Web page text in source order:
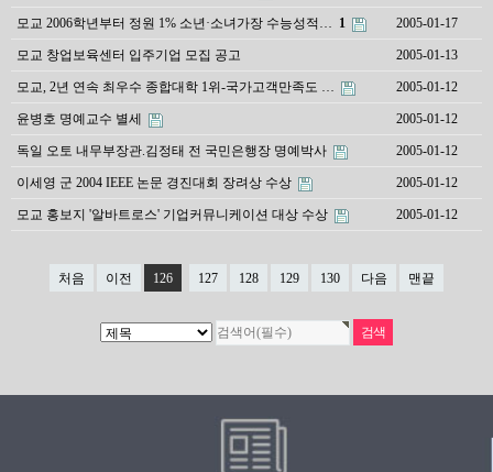
모교 2006학년부터 정원 1% 소년·소녀가장 수능성적… 1 2005-01-17
모교 창업보육센터 입주기업 모집 공고 2005-01-13
모교, 2년 연속 최우수 종합대학 1위-국가고객만족도 … 2005-01-12
윤병호 명예교수 별세 2005-01-12
독일 오토 내무부장관.김정태 전 국민은행장 명예박사 2005-01-12
이세영 군 2004 IEEE 논문 경진대회 장려상 수상 2005-01-12
모교 홍보지 '알바트로스' 기업커뮤니케이션 대상 수상 2005-01-12
처음 이전 126 127 128 129 130 다음 맨끝